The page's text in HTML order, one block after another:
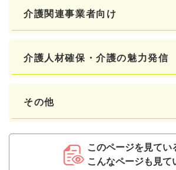
介護関連事業者向け
介護人材確保・介護の魅力発信
その他
このページを見てい
こんなページも見て